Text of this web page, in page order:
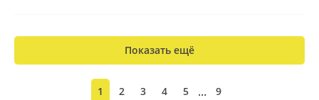
Показать ещё
1 2 3 4 5 ... 9